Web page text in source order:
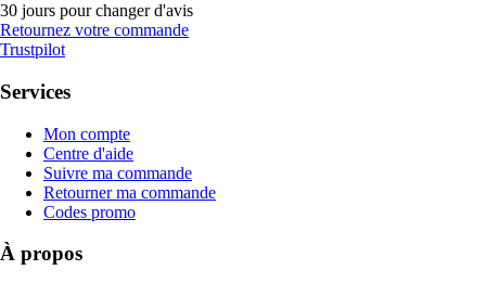
30 jours pour changer d'avis
Retournez votre commande
Trustpilot
Services
Mon compte
Centre d'aide
Suivre ma commande
Retourner ma commande
Codes promo
À propos